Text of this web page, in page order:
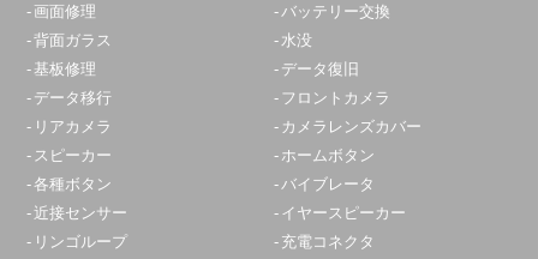
画面修理
バッテリー交換
背面ガラス
水没
基板修理
データ復旧
データ移行
フロントカメラ
リアカメラ
カメラレンズカバー
スピーカー
ホームボタン
各種ボタン
バイブレータ
近接センサー
イヤースピーカー
リンゴループ
充電コネクタ